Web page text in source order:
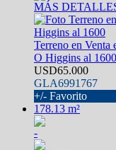
MÁS
Terreno en
O Higgins al 1600
USD65.000
GLA6991767
+/- Favorito
178.13 m²
-